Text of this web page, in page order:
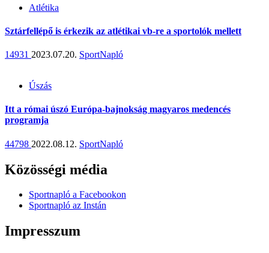
Atlétika
Sztárfellépő is érkezik az atlétikai vb-re a sportolók mellett
14931 2023.07.20. SportNapló
Úszás
Itt a római úszó Európa-bajnokság magyaros medencés
programja
44798 2022.08.12. SportNapló
Közösségi média
Sportnapló a Facebookon
Sportnapló az Instán
Impresszum